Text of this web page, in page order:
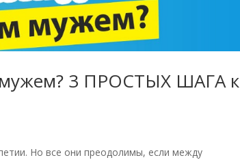
3 ПРОСТЫХ ШАГА к
Но все они преодолимы, если между